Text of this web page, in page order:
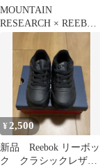
MOUNTAIN
RESEARCH × REEBOK
¥2,500
新品 Reebok リーボッ
ク クラシックレザ